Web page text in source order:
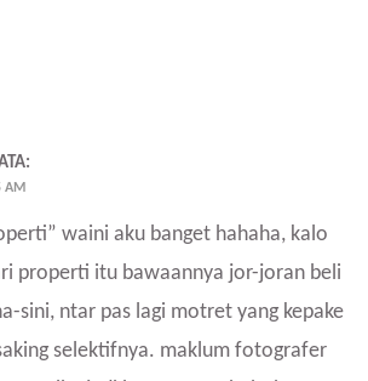
AM
waini aku banget hahaha, kalo
properti itu bawaannya jor-joran beli
sini, ntar pas lagi motret yang kepake
selektifnya. maklum fotografer